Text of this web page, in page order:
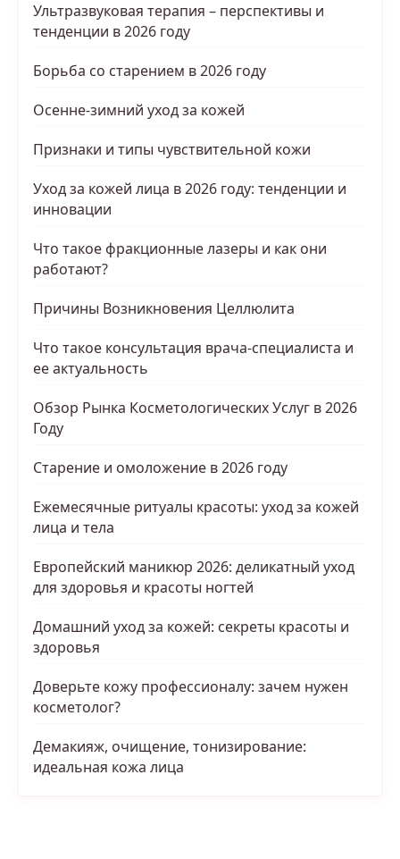
Ультразвуковая терапия – перспективы и
тенденции в 2026 году
Борьба со старением в 2026 году
Осенне-зимний уход за кожей
Признаки и типы чувствительной кожи
Уход за кожей лица в 2026 году: тенденции и
инновации
Что такое фракционные лазеры и как они
работают?
Причины Возникновения Целлюлита
Что такое консультация врача-специалиста и
ее актуальность
Обзор Рынка Косметологических Услуг в 2026
Году
Старение и омоложение в 2026 году
Ежемесячные ритуалы красоты: уход за кожей
лица и тела
Европейский маникюр 2026: деликатный уход
для здоровья и красоты ногтей
Домашний уход за кожей: секреты красоты и
здоровья
Доверьте кожу профессионалу: зачем нужен
косметолог?
Демакияж, очищение, тонизирование:
идеальная кожа лица